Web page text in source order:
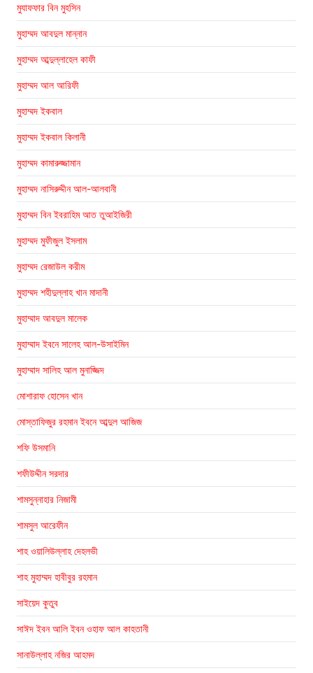
মুযাফফার বিন মুহসিন
মুহাম্মদ আবদুল মান্নান
মুহাম্মদ আব্দুল্লাহেল কাফী
মুহাম্মদ আল আরিফী
মুহাম্মদ ইকবাল
মুহাম্মদ ইকবাল কিলানী
মুহাম্মদ কামারুজ্জামান
মুহাম্মদ নাসিরুদ্দীন আল-আলবানী
মুহাম্মদ বিন ইবরাহিম আত তুআইজিরী
মুহাম্মদ মুফীজুল ইসলাম
মুহাম্মদ রেজাউল করীম
মুহাম্মদ শহীদুল্লাহ খান মাদানী
মুহাম্মাদ আবদুল মালেক
মুহাম্মাদ ইবনে সালেহ আল-উসাইমিন
মুহাম্মাদ সালিহ আল মুনাজ্জিদ
মোশারাফ হোসেন খান
মোস্তাফিজুর রহমান ইবনে আব্দুল আজিজ
শফি উসমানি
শফীউদ্দীন সরদার
শামসুন্নাহার নিজামী
শামসুল আরেফীন
শাহ ওয়ালিউল্লাহ দেহলভী
শাহ মুহাম্মদ হাবীবুর রহমান
সাইয়েদ কুতুব
সাঈদ ইবন আলি ইবন ওহাফ আল কাহতানী
সানাউল্লাহ নজির আহমদ